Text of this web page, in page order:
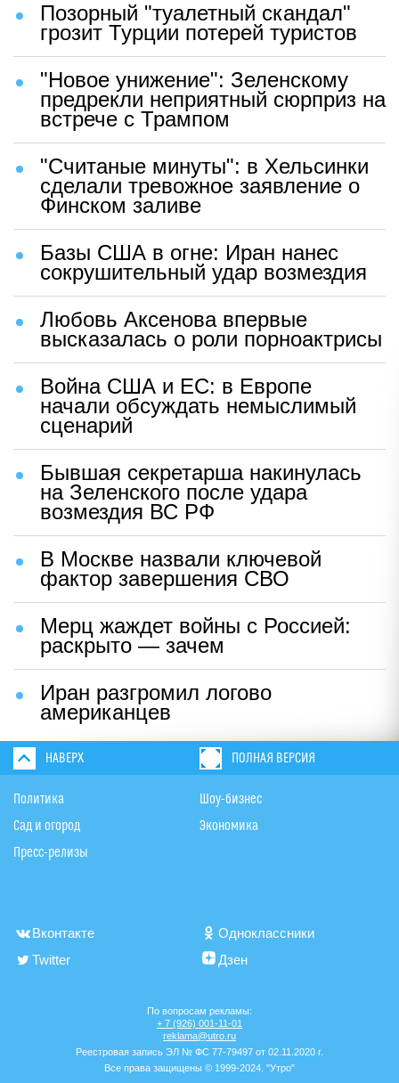
Позорный "туалетный скандал"
грозит Турции потерей туристов
"Новое унижение": Зеленскому
предрекли неприятный сюрприз на
встрече с Трампом
"Считаные минуты": в Хельсинки
сделали тревожное заявление о
Финском заливе
Базы США в огне: Иран нанес
сокрушительный удар возмездия
Любовь Аксенова впервые
высказалась о роли порноактрисы
Война США и ЕС: в Европе
начали обсуждать немыслимый
сценарий
Бывшая секретарша накинулась
на Зеленского после удара
возмездия ВС РФ
В Москве назвали ключевой
фактор завершения СВО
Мерц жаждет войны с Россией:
раскрыто — зачем
Иран разгромил логово
американцев
НАВЕРХ ПОЛНАЯ ВЕРСИЯ
Политика
Сад и огород
Пресс-релизы
Шоу-бизнес
Экономика
Вконтакте
Одноклассники
Twitter
Дзен
По вопросам рекламы:
+ 7 (926) 001-11-01
reklama@utro.ru
Реестровая запись ЭЛ № ФС 77-79497 от 02.11.2020 г.
Все права защищены © 1999-2024. "Утро"